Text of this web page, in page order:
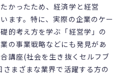
かったため、経済学と経営
ます。特に、実際の企業のケー
的考え方を学ぶ「経営学」の
の事業戦略などにも発見があ
講座(社会を生き抜くセルフブ
まざまな業界で活躍する方の